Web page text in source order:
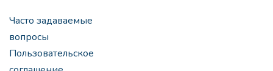
Часто задаваемые
вопросы
Пользовательское